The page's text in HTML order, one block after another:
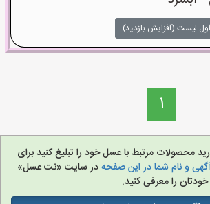
لیست (افزایش بازدید)
1
محصولات مرتبط با عسل خود را تبلیغ کنید برای
و نام شما در این صفحهدر سایت «نت عسل»
را معرفی کنید.